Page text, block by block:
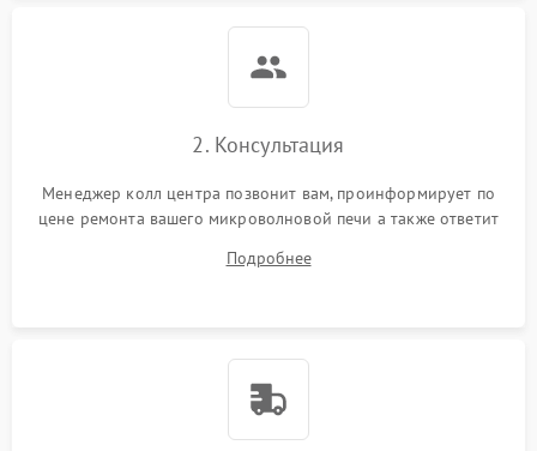
1000 ₽
2. Консультация
Менеджер колл центра позвонит вам, проинформирует по
цене ремонта вашего микроволновой печи а также ответит
Подробнее